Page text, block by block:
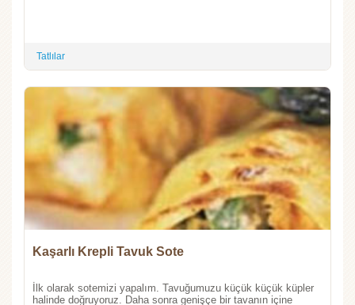
Tatlılar
Kaşarlı Krepli Tavuk Sote
İlk olarak sotemizi yapalım. Tavuğumuzu küçük küçük küpler
halinde doğruyoruz. Daha sonra genişçe bir tavanın içine